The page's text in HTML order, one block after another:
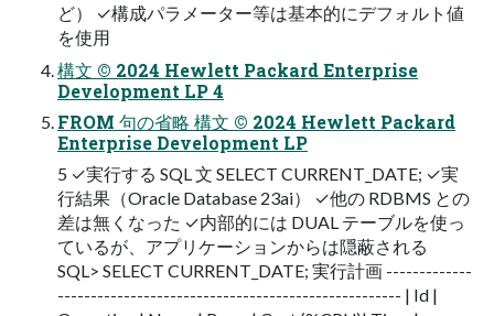
ど） ✓構成パラメーター等は基本的にデフォルト値
を使用
構文 © 2024 Hewlett Packard Enterprise
Development LP 4
FROM 句の省略 構文 © 2024 Hewlett Packard
Enterprise Development LP
5 ✓実行する SQL 文 SELECT CURRENT_DATE; ✓実
行結果（Oracle Database 23ai） ✓他の RDBMS との
差は無くなった ✓内部的には DUAL テーブルを使っ
ているが、アプリケーションからは隠蔽される
SQL> SELECT CURRENT_DATE; 実行計画 -------------
---------------------------------------------------- | Id |